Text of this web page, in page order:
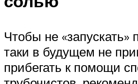
Чтобы не «запускать»
таки в будущем не
прибегать к помощи